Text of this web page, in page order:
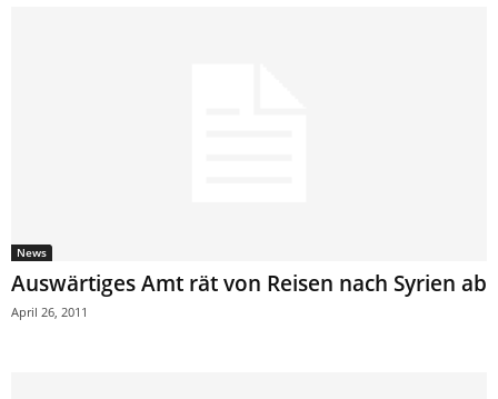
News
Auswärtiges Amt rät von Reisen nach Syrien ab
April 26, 2011